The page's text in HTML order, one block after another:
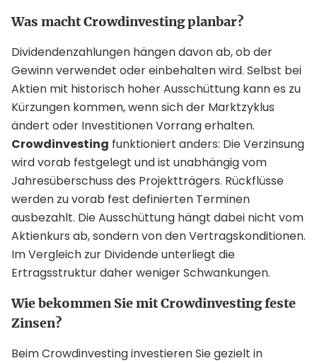
Was macht Crowdinvesting planbar?
Dividendenzahlungen hängen davon ab, ob der
Gewinn verwendet oder einbehalten wird. Selbst bei
Aktien mit historisch hoher Ausschüttung kann es zu
Kürzungen kommen, wenn sich der Marktzyklus
ändert oder Investitionen Vorrang erhalten.
Crowdinvesting funktioniert anders: Die Verzinsung
wird vorab festgelegt und ist unabhängig vom
Jahresüberschuss des Projektträgers. Rückflüsse
werden zu vorab fest definierten Terminen
ausbezahlt. Die Ausschüttung hängt dabei nicht vom
Aktienkurs ab, sondern von den Vertragskonditionen.
Im Vergleich zur Dividende unterliegt die
Ertragsstruktur daher weniger Schwankungen.
Wie bekommen Sie mit Crowdinvesting feste
Zinsen?
Beim Crowdinvesting investieren Sie gezielt in